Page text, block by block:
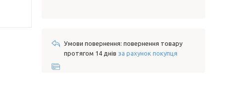
повернення товару
протягом 14 днів за рахунок покупця